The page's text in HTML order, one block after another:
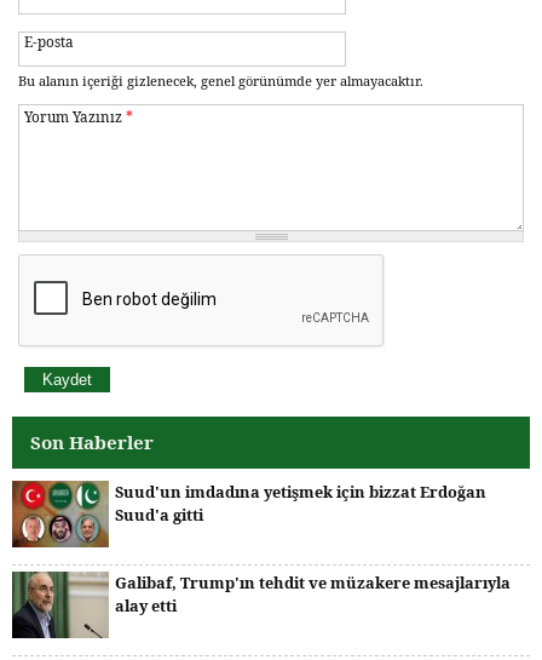
E-posta
Bu alanın içeriği gizlenecek, genel görünümde yer almayacaktır.
Yorum Yazınız*
Son Haberler
Suud'un imdadına yetişmek için bizzat Erdoğan
Suud'a gitti
Galibaf, Trump'ın tehdit ve müzakere mesajlarıyla
alay etti